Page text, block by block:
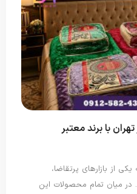
با برند معتبر
از بازارهای پرتقاضا،
میان تمام محصولات این